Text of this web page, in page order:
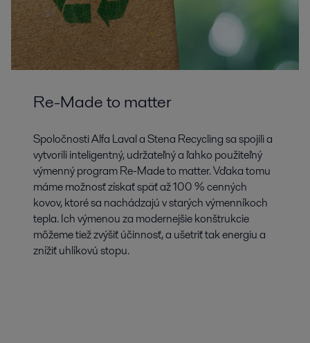
Re-Made to matter
Spoločnosti Alfa Laval a Stena Recycling sa spojili a
vytvorili inteligentný, udržateľný a ľahko použiteľný
výmenný program Re-Made to matter. Vďaka tomu
máme možnosť získať späť až 100 % cenných
kovov, ktoré sa nachádzajú v starých výmenníkoch
tepla. Ich výmenou za modernejšie konštrukcie
môžeme tiež zvýšiť účinnosť, a ušetriť tak energiu a
znížiť uhlíkovú stopu.